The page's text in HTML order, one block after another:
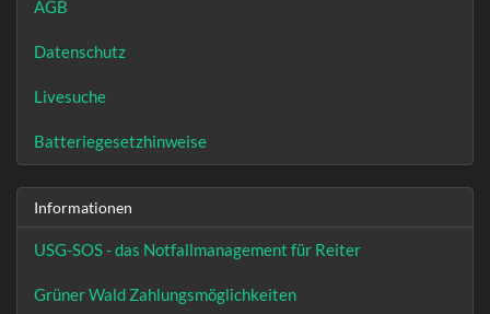
AGB
Datenschutz
Livesuche
Batteriegesetzhinweise
Informationen
USG-SOS - das Notfallmanagement für Reiter
Grüner Wald Zahlungsmöglichkeiten